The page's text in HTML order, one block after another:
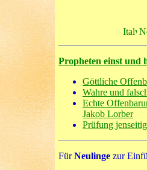
Propheten einst und
Göttliche
Wahre und
Echte
Jakob Lorber
Prüfung
FürNeulinge zur